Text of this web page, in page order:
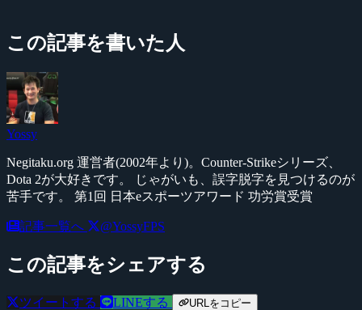
この記事を書いた人
Yossy
Negitaku.org 運営者(2002年より)。Counter-Strikeシリーズ、
Dota 2が大好きです。 じゃがいも、誤字脱字を見つけるのが
苦手です。 第1回 日本eスポーツアワード 功労賞受賞
記事一覧へ @YossyFPS
この記事をシェアする
ツイートする LINEする URLをコピー